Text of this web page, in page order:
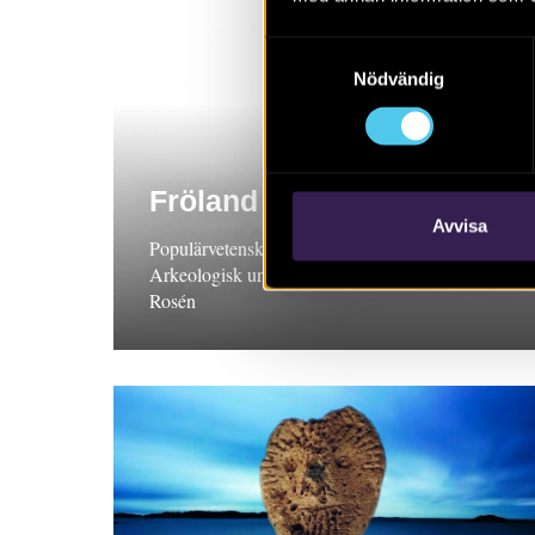
Nödvändig
Avvisa
Fröland
Populärvetenskaplig sammanfattning, 2024.
Arkeologisk undersökning, Bohuslän. Christina
Rosén